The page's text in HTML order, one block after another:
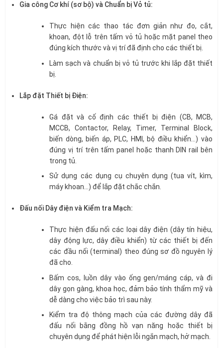
Gia công Cơ khí (sơ bộ) và Chuẩn bị Vỏ tủ:
Thực hiện các thao tác đơn giản như đo, cắt,
khoan, đột lỗ trên tấm vỏ tủ hoặc mặt panel theo
đúng kích thước và vị trí đã định cho các thiết bị.
Làm sạch và chuẩn bị vỏ tủ trước khi lắp đặt thiết
bị.
Lắp đặt Thiết bị Điện:
Gá đặt và cố định các thiết bị điện (CB, MCB,
MCCB, Contactor, Relay, Timer, Terminal Block,
biến dòng, biến áp, PLC, HMI, bộ điều khiển…) vào
đúng vị trí trên tấm panel hoặc thanh DIN rail bên
trong tủ.
Sử dụng các dụng cụ chuyên dụng (tua vít, kìm,
máy khoan…) để lắp đặt chắc chắn.
Đấu nối Dây điện và Kiểm tra Mạch:
Thực hiện đấu nối các loại dây điện (dây tín hiệu,
dây động lực, dây điều khiển) từ các thiết bị đến
các đầu nối (terminal) theo đúng sơ đồ nguyên lý
đã cho.
Bấm cos, luồn dây vào ống gen/máng cáp, và đi
dây gọn gàng, khoa học, đảm bảo tính thẩm mỹ và
dễ dàng cho việc bảo trì sau này.
Kiểm tra độ thông mạch của các đường dây đã
đấu nối bằng đồng hồ vạn năng hoặc thiết bị
chuyên dụng để phát hiện lỗi ngắn mạch, hở mạch.